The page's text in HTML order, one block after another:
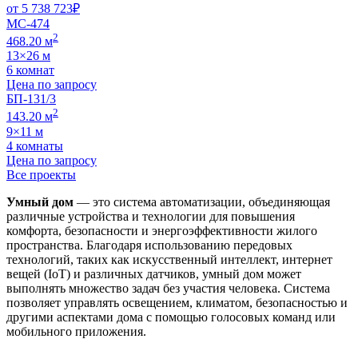
от 5 738 723₽
МС-474
468.20 м2
13×26 м
6 комнат
Цена по запросу
БП-131/3
143.20 м2
9×11 м
4 комнаты
Цена по запросу
Все проекты
Умный дом — это система автоматизации, объединяющая
различные устройства и технологии для повышения
комфорта, безопасности и энергоэффективности жилого
пространства. Благодаря использованию передовых
технологий, таких как искусственный интеллект, интернет
вещей (IoT) и различных датчиков, умный дом может
выполнять множество задач без участия человека. Система
позволяет управлять освещением, климатом, безопасностью и
другими аспектами дома с помощью голосовых команд или
мобильного приложения.